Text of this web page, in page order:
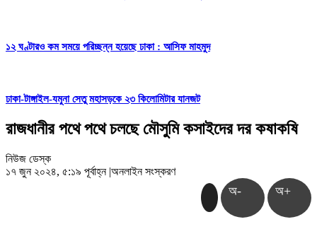
১২ ঘণ্টারও কম সময়ে পরিচ্ছন্ন হয়েছে ঢাকা : আসিফ মাহমুদ
ঢাকা-টাঙ্গাইল-যমুনা সেতু মহাসড়কে ২৩ কিলোমিটার যানজট
রাজধানীর পথে পথে চলছে মৌসুমি কসাইদের দর কষাকষি
নিউজ ডেস্ক
১৭ জুন ২০২৪, ৫:১৯ পূর্বাহ্ন |অনলাইন সংস্করণ
অ- অ+